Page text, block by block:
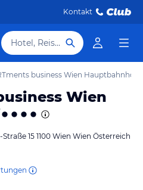
Kontakt
Hotel, Reiseziel
business Wien Hauptbahnhof
Wien
15 1100 Wien Wien Österreich